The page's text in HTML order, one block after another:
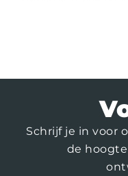
Schrijf je in voor
de